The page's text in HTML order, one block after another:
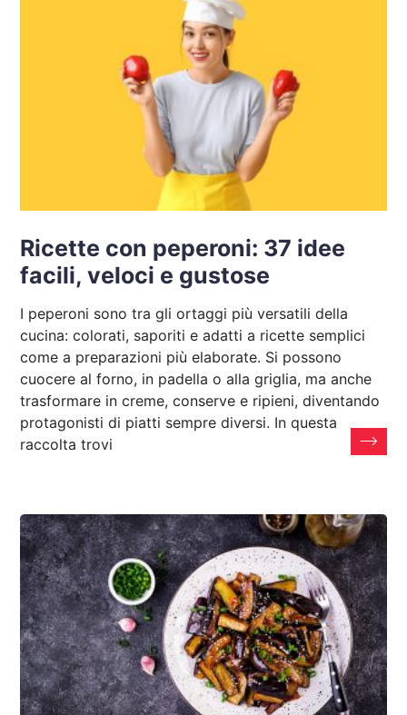
Ricette con peperoni: 37 idee
facili, veloci e gustose
I peperoni sono tra gli ortaggi più versatili della
cucina: colorati, saporiti e adatti a ricette semplici
come a preparazioni più elaborate. Si possono
cuocere al forno, in padella o alla griglia, ma anche
trasformare in creme, conserve e ripieni, diventando
protagonisti di piatti sempre diversi. In questa
raccolta trovi